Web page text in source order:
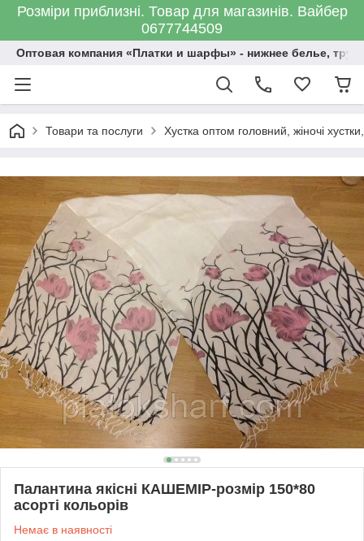
Розміри приблизні. Товар для магазинів. Вайбер
0677744509
Оптовая компания «Платки и шарфы» - нижнее белье,
Товари та послуги Хустка оптом головний, жіночі
Палантина якісні КАШЕМІР-розмір 150*80
асорті кольорів
Немає в наявності